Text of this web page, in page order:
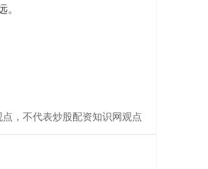
，不代表炒股配资知识网观点